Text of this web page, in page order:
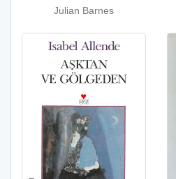
Julian Barnes